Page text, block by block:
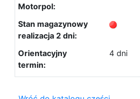
4 dni